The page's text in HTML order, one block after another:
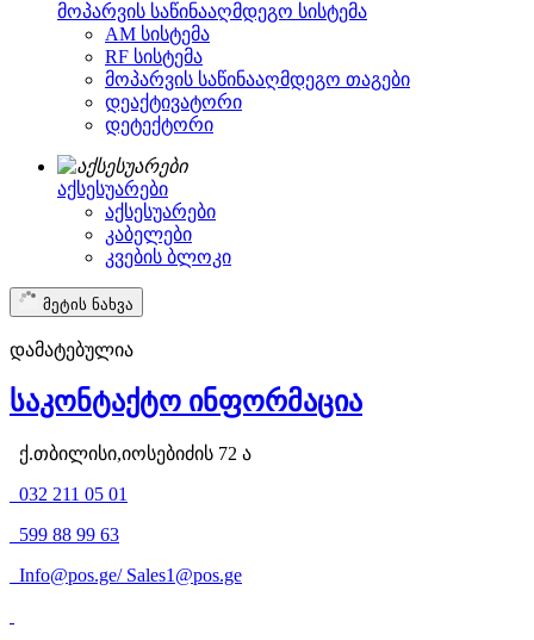
მოპარვის საწინააღმდეგო სისტემა
AM სისტემა
RF სისტემა
მოპარვის საწინააღმდეგო თაგები
დეაქტივატორი
დეტექტორი
აქსესუარები
აქსესუარები
კაბელები
კვების ბლოკი
მეტის ნახვა
დამატებულია
საკონტაქტო ინფორმაცია
ქ.თბილისი,იოსებიძის 72 ა
032 211 05 01
599 88 99 63
Info@pos.ge/ Sales1@pos.ge